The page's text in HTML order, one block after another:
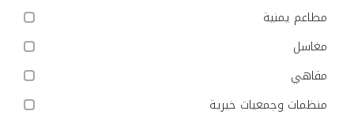
مطاعم يمنية
مغاسل
مقاهي
منظمات وجمعيات خيرية